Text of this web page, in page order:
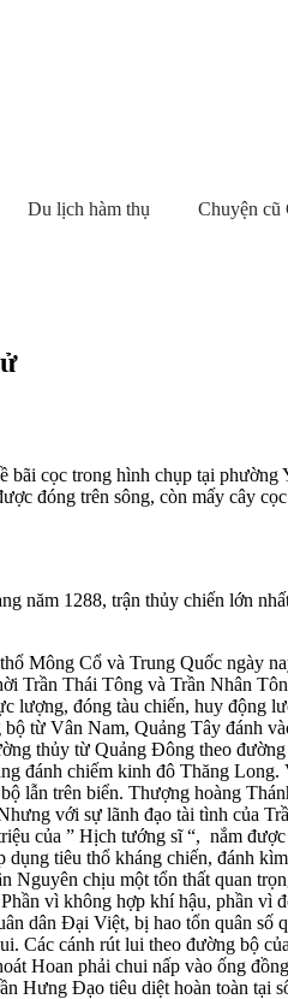
Du lịch hàm thụ Chuyện cũ
bãi cọc trong hình chụp tại phường
đóng trên sông, còn mấy cây
năm 1288, trận thủy chiến lớn
Mông Cổ và Trung Quốc ngày
Trần Thái Tông và Trần Nhân
lượng, đóng tàu chiến, huy động
từ Vân Nam, Quảng Tây đánh
thủy từ Quảng Đông theo đường
đánh chiếm kinh đô Thăng Long.
lẫn trên biển. Thượng hoàng
với sự lãnh đạo tài tình của
của ” Hịch tướng sĩ “, nắm được
tiêu thổ kháng chiến, đánh
Nguyên chịu một tổn thất quan
vì không hợp khí hậu, phần vì
dân Đại Việt, bị hao tổn quân số
Các cánh rút lui theo đường bộ của
Hoan phải chui nấp vào ống
Hưng Đạo tiêu diệt hoàn toàn tại